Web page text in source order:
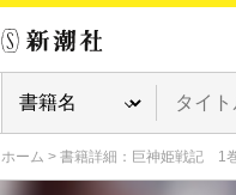
ホーム > 書籍詳細：巨神姫戦記 1